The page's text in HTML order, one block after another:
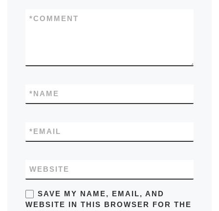
COMMENT
*
NAME
*
EMAIL
*
WEBSITE
SAVE MY NAME, EMAIL, AND
WEBSITE IN THIS BROWSER FOR THE